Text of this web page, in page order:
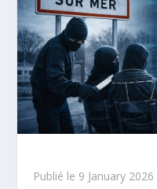
Publié le 9 January